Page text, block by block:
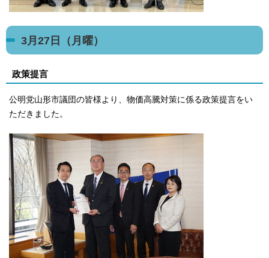
3月27日（月曜）
政策提言
公明党山形市議団の皆様より、物価高騰対策に係る政策提言をい
ただきました。